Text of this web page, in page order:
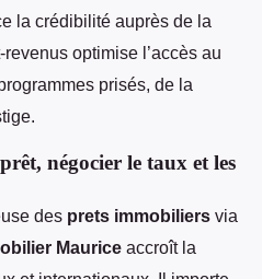
la crédibilité auprès de la
revenus optimise l’accès au
prisés, de la
négocier le taux et les
des prets immobiliers via
Maurice accroît la